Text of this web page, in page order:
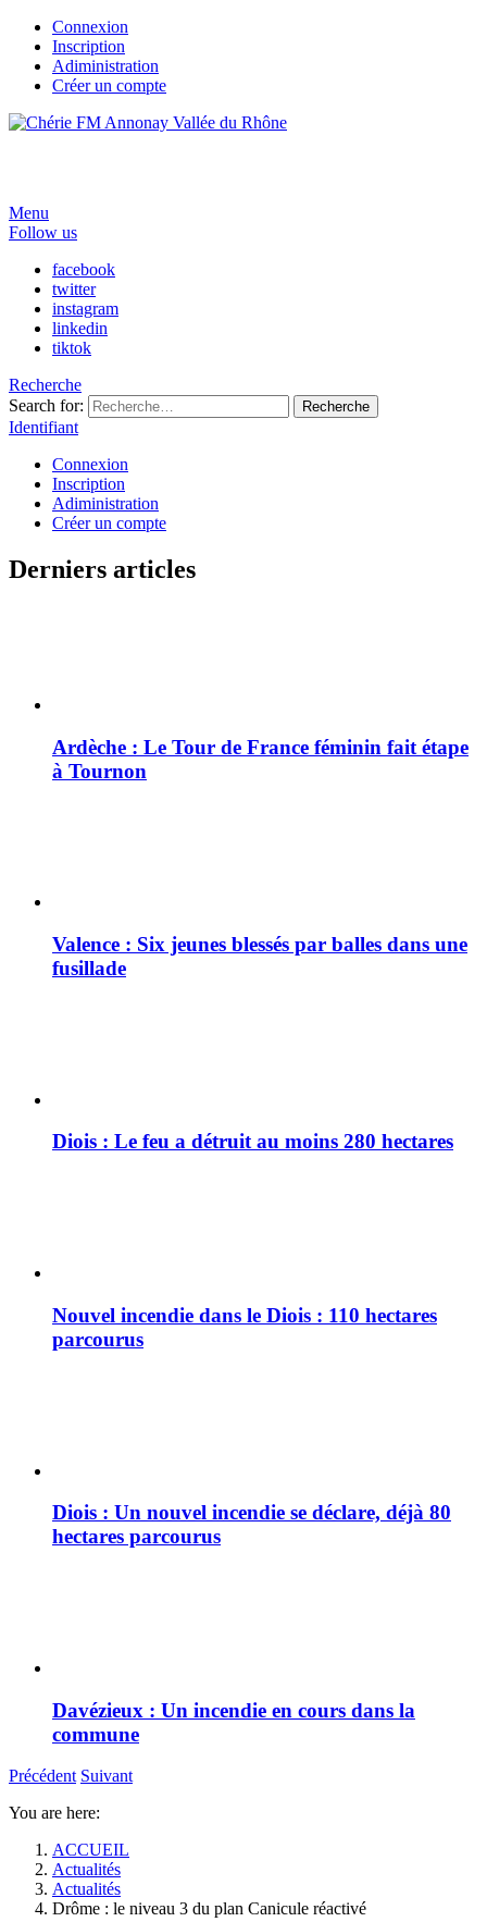
Connexion
Inscription
Adiministration
Créer un compte
Menu
Follow us
facebook
twitter
instagram
linkedin
tiktok
Recherche
Search for:
Recherche
Identifiant
Connexion
Inscription
Adiministration
Créer un compte
Derniers articles
Ardèche : Le Tour de France féminin fait étape
à Tournon
Valence : Six jeunes blessés par balles dans une
fusillade
Diois : Le feu a détruit au moins 280 hectares
Nouvel incendie dans le Diois : 110 hectares
parcourus
Diois : Un nouvel incendie se déclare, déjà 80
hectares parcourus
Davézieux : Un incendie en cours dans la
commune
Précédent Suivant
You are here:
ACCUEIL
Actualités
Actualités
Drôme : le niveau 3 du plan Canicule réactivé